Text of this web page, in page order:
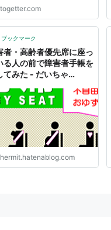
togetter.com
ブックマーク
者・高齢者優先席に座っ
る人の前で障害者手帳を
てみた - だいちゃ
hermit.hatenablog.com